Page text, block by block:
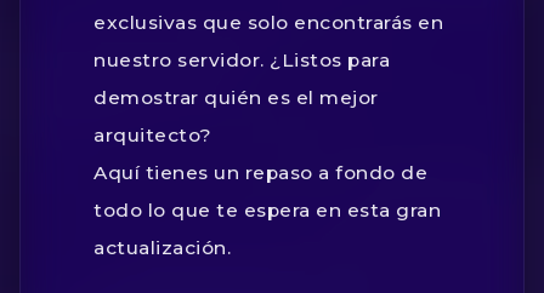
exclusivas que solo encontrarás en
nuestro servidor. ¿Listos para
demostrar quién es el mejor
arquitecto?
Aquí tienes un repaso a fondo de
todo lo que te espera en esta gran
actualización.